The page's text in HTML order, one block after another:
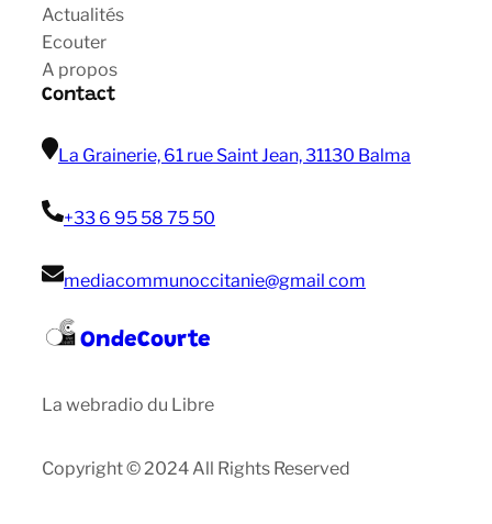
Actualités
Ecouter
A propos
Contact
La Grainerie, 61 rue Saint Jean, 31130 Balma
+33 6 95 58 75 50
mediacommunoccitanie@gmail com
OndeCourte
La webradio du Libre
Copyright © 2024 All Rights Reserved